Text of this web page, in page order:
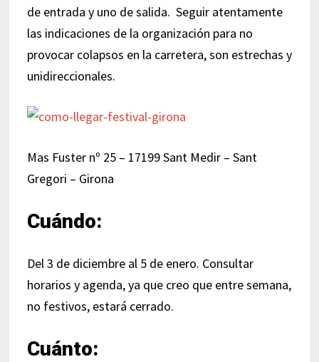
de entrada y uno de salida. Seguir atentamente
las indicaciones de la organización para no
provocar colapsos en la carretera, son estrechas y
unidireccionales.
Mas Fuster nº 25 – 17199 Sant Medir – Sant
Gregori – Girona
Cuándo:
Del 3 de diciembre al 5 de enero. Consultar
horarios y agenda, ya que creo que entre semana,
no festivos, estará cerrado.
Cuánto: